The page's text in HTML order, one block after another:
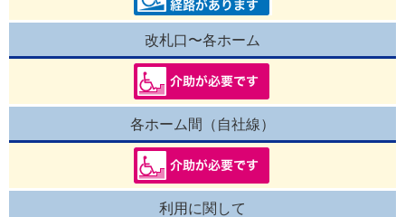
改札口〜各ホーム
各ホーム間（自社線）
利用に関して